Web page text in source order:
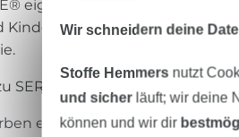
eignet sich exzellent für die
Kinderbekleidung, Sportswear
SERACYCLE®:
erhältlich
Wir schneidern deine
Stoffe Hemmers nutzt
und sicherläuft; wir deine
können und wir dir